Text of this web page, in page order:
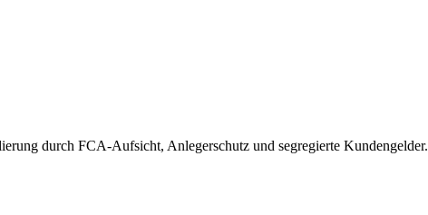
durch FCA-Aufsicht, Anlegerschutz und segregierte Kundengelder.